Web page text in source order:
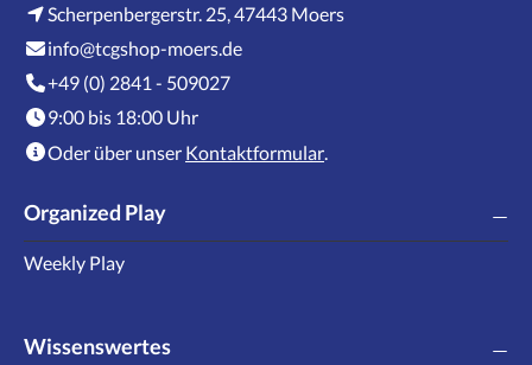
Scherpenbergerstr. 25, 47443 Moers
info@tcgshop-moers.de
+49 (0) 2841 - 509027
9:00 bis 18:00 Uhr
Oder über unser Kontaktformular
Organized Play
Weekly Play
Wissenswertes